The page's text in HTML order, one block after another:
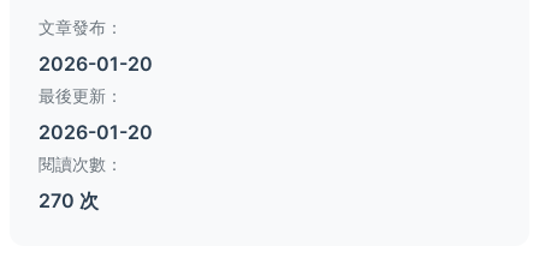
文章發布：
2026-01-20
最後更新：
2026-01-20
閱讀次數：
270 次